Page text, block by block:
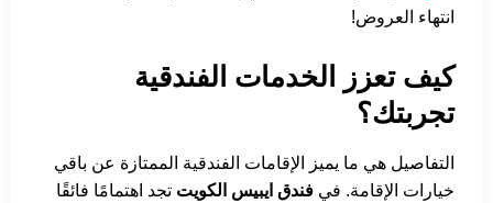
انتهاء العروض!
كيف تعزز الخدمات الفندقية
تجربتك؟
التفاصيل هي ما يميز الإقامات الفندقية الممتازة عن باقي
خيارات الإقامة. في فندق ايبيس الكويت تجد اهتمامًا فائقًا